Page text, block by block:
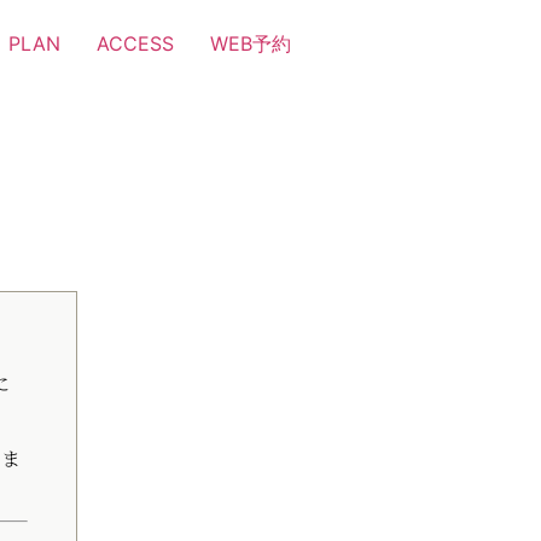
PLAN ACCESS WEB予約